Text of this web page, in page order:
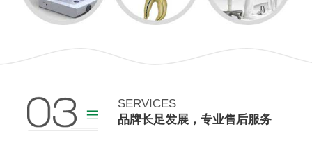
SERVICES
品牌长足发展，专业售后服务